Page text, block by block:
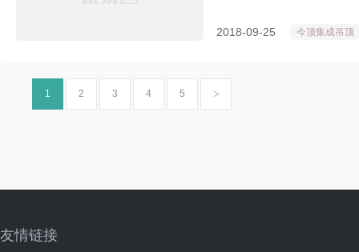
2018-09-25 今顶集成吊顶
1 2 3 4 5
友情链接